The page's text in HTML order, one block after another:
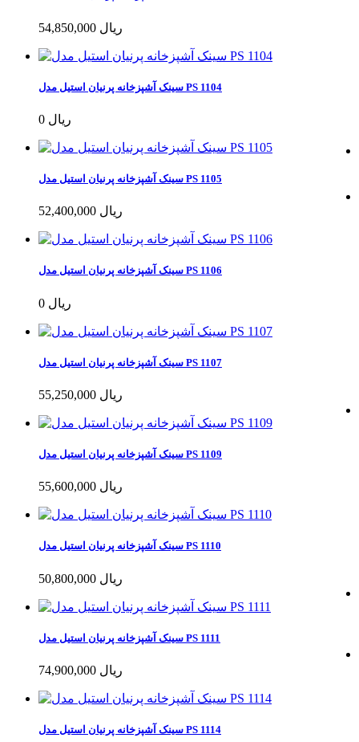
54,850,000 ریال
سینک آشپزخانه پرنیان استیل مدل PS 1104
0 ریال
سینک آشپزخانه پرنیان استیل مدل PS 1105
52,400,000 ریال
سینک آشپزخانه پرنیان استیل مدل PS 1106
0 ریال
سینک آشپزخانه پرنیان استیل مدل PS 1107
55,250,000 ریال
سینک آشپزخانه پرنیان استیل مدل PS 1109
55,600,000 ریال
سینک آشپزخانه پرنیان استیل مدل PS 1110
50,800,000 ریال
سینک آشپزخانه پرنیان استیل مدل PS 1111
74,900,000 ریال
سینک آشپزخانه پرنیان استیل مدل PS 1114